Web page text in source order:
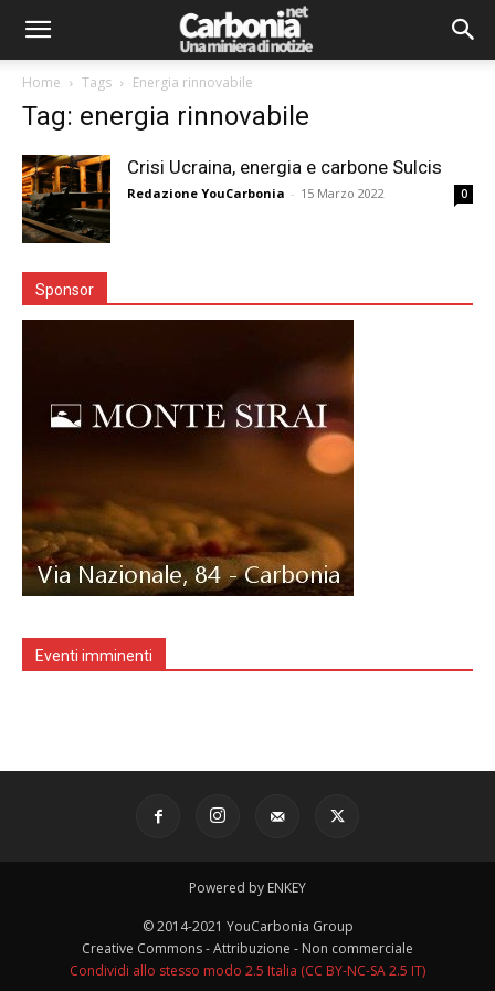
Home Tags Energia rinnovabile
Tag: energia rinnovabile
Crisi Ucraina, energia e carbone Sulcis
Redazione YouCarbonia - 15 Marzo 2022 0
Sponsor
Eventi imminenti
Powered by ENKEY
© 2014-2021 YouCarbonia Group
Creative Commons - Attribuzione - Non commerciale
Condividi allo stesso modo 2.5 Italia (CC BY-NC-SA 2.5 IT)